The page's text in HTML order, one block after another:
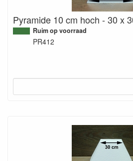
Pyramide 10 cm hoch - 30 x
Ruim op voorraad
PR412